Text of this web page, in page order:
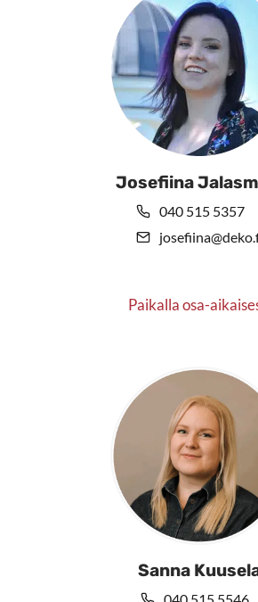
Josefiina
040 515 5357
Paikalla osa-
Sanna